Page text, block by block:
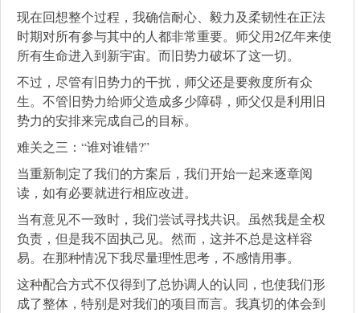
现在回想整个过程，我确信耐心、毅力及柔韧性在正法
时期对所有参与其中的人都非常重要。师父用2亿年来使
所有生命进入到新宇宙。而旧势力破坏了这一切。
不过，尽管有旧势力的干扰，师父还是要救度所有众
生。不管旧势力给师父造成多少障碍，师父仅是利用旧
势力的安排来完成自己的目标。
难关之三：“谁对谁错?”
当重新制定了我们的方案后，我们开始一起来逐章阅
读，如有必要就进行相应改进。
当有意见不一致时，我们尝试寻找共识。虽然我是全权
负责，但是我不固执己见。然而，这并不总是这样容
易。在那种情况下我尽量理性思考，不感情用事。
这种配合方式不仅得到了总协调人的认同，也使我们形
成了整体，特别是对我们的项目而言。我真切的体会到